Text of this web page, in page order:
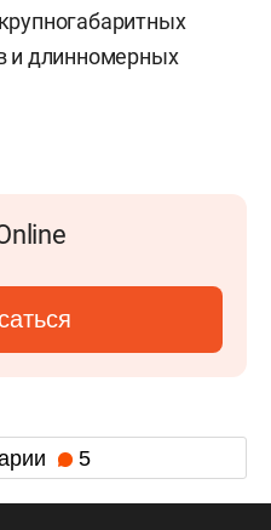
и длинномерных
5